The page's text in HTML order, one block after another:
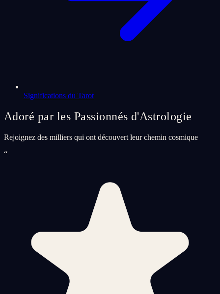
Significations du Tarot
Adoré par les Passionnés d'Astrologie
Rejoignez des milliers qui ont découvert leur chemin cosmique
“